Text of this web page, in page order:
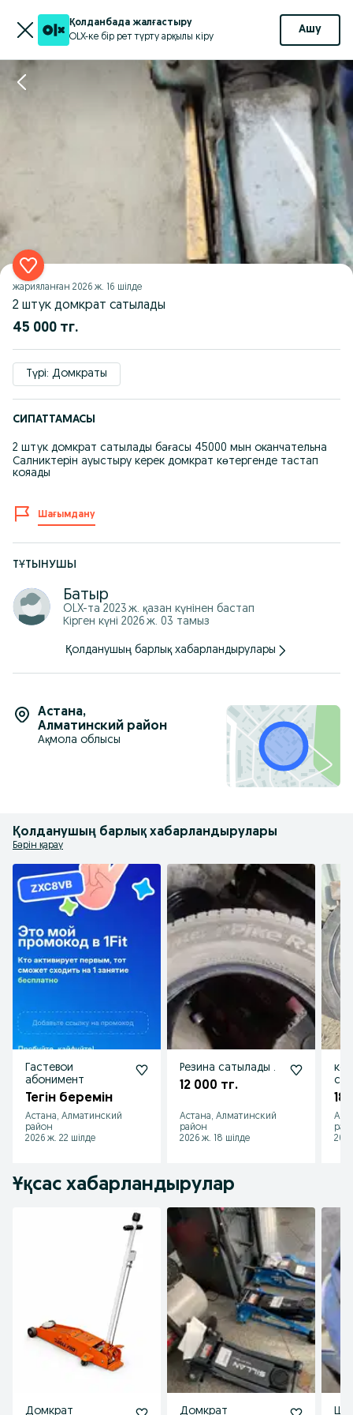
Қолданбада жалғастыру
OLX-ке бір рет түрту арқылы кіру
Ашу
жарияланған 2026 ж. 16 шілде
2 штук домкрат сатылады
45 000 тг.
Түрі: Домкраты
СИПАТТАМАСЫ
2 штук домкрат сатылады бағасы 45000 мын оканчательна
Салниктерін ауыстыру керек домкрат көтергенде тастап
кояады
Шағымдану
ТҰТЫНУШЫ
Батыр
OLX-та 2023 ж. қазан күнінен бастап
Кірген күні 2026 ж. 03 тамыз
Қолданушың барлық хабарландырулары
Астана,
Алматинский район
Ақмола облысы
Қолданушың барлық хабарландырулары
Бәрін қарау
Гастевои
абонимент
Тегін беремін
Астана, Алматинский
район
2026 ж. 22 шілде
Резина сатылады .
12 000 тг.
Астана, Алматинский
район
2026 ж. 18 шілде
Ұқсас хабарландырулар
Домкрат Домкрат